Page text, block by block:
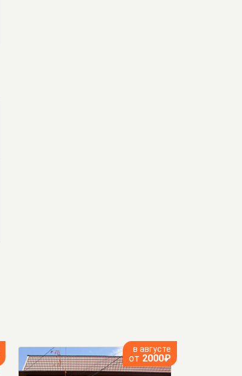
в августе
от 2000₽